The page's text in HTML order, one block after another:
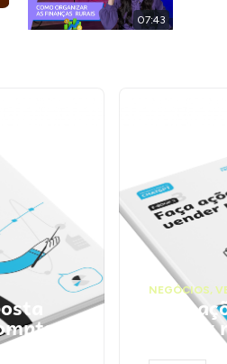
07:43
NEGÓCIOS,
Faça
vender